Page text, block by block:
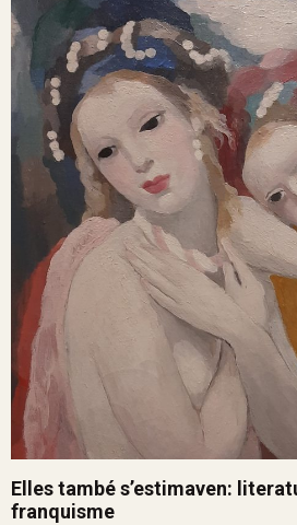
Elles també s’estimaven:
franquisme